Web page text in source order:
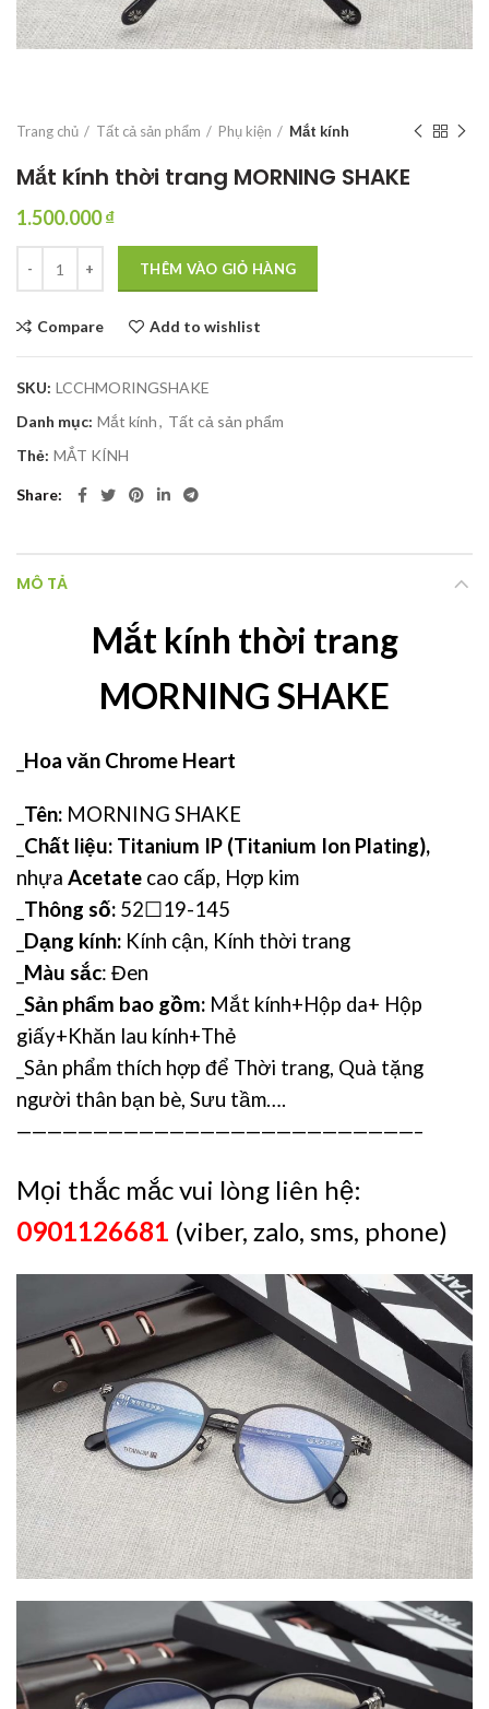
Trang chủ Tất cả sản phẩm Phụ kiện Mắt kính
Mắt kính thời trang MORNING SHAKE
1.500.000₫
Mắt kính thời trang MORNING SHAKE số lượng
THÊM VÀO GIỎ HÀNG
Compare Add to wishlist
SKU: LCCHMORINGSHAKE
Danh mục: Mắt kính, Tất cả sản phẩm
Thẻ: MẮT KÍNH
Share
MÔ TẢ
Mắt kính thời trang
MORNING SHAKE
Hoa văn Chrome Heart
Tên: MORNING SHAKE
Chất liệu: Titanium IP (Titanium Ion Plating),
nhựa Acetate cao cấp, Hợp kim
Thông số: 52☐19-145
Dạng kính: Kính cận, Kính thời trang
Màu sắc: Đen
Sản phẩm bao gồm: Mắt kính+Hộp da+ Hộp
giấy+Khăn lau kính+Thẻ
_Sản phẩm thích hợp để Thời trang, Quà tặng
người thân bạn bè, Sưu tầm….
——————————————————————————–
Mọi thắc mắc vui lòng liên hệ:
0901126681 (viber, zalo, sms, phone)